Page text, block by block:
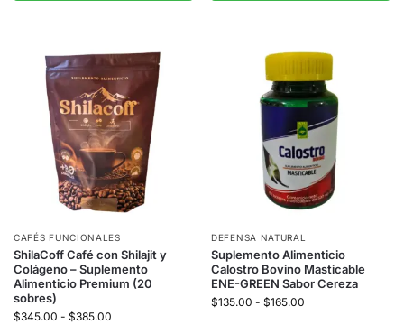
CAFÉS FUNCIONALES
ShilaCoff Café con Shilajit y
Colágeno – Suplemento
Alimenticio Premium (20
sobres)
$345.00 - $385.00
DEFENSA NATURAL
Suplemento Alimenticio
Calostro Bovino Masticable
ENE-GREEN Sabor Cereza
$135.00 - $165.00